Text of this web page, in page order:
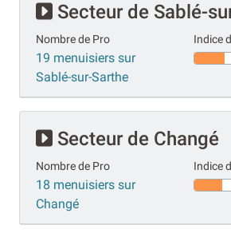
Secteur de Sablé-
Nombre de Pro
19 menuisiers sur
Sablé-sur-Sarthe
Indice
Secteur de Changé
Nombre de Pro
18 menuisiers sur
Changé
Indice